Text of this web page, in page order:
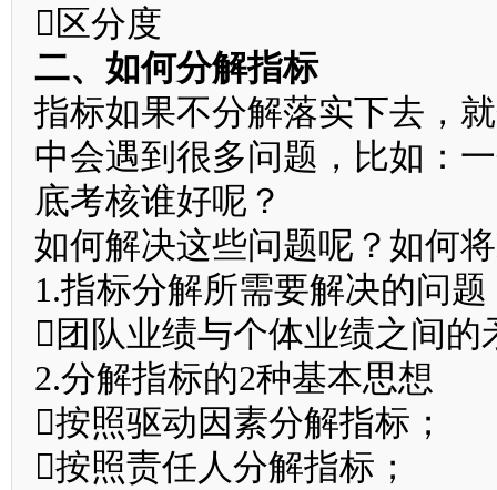
区分度
二、如何分解指标
指标如果不分解落实下去，
中会遇到很多问题，比如：
底考核谁好呢？
如何解决这些问题呢？如何
1.指标分解所需要解决的问题
团队业绩与个体业绩之间的
2.分解指标的2种基本思想
按照驱动因素分解指标；
按照责任人分解指标；